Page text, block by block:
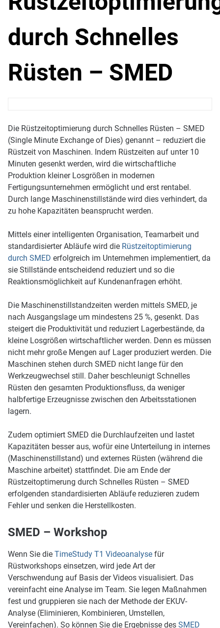
durch Schnelles
Rüsten – SMED
Die Rüstzeitoptimierung durch Schnelles Rüsten – SMED
(Single Minute Exchange of Dies) genannt – reduziert die
Rüstzeit von Maschinen. Indem Rüstzeiten auf unter 10
Minuten gesenkt werden, wird die wirtschaftliche
Produktion kleiner Losgrößen in modernen
Fertigungsunternehmen ermöglicht und erst rentabel.
Durch lange Maschinenstillstände wird dies verhindert, da
zu hohe Kapazitäten beansprucht werden.
Mittels einer intelligenten Organisation, Teamarbeit und
standardisierter Abläufe wird die Rüstzeitoptimierung
durch SMED erfolgreich im Unternehmen implementiert, da
sie Stillstände entscheidend reduziert und so die
Reaktionsmöglichkeit auf Kundenanfragen erhöht.
Die Maschinenstillstandzeiten werden mittels SMED, je
nach Ausgangslage um mindestens 25 %, gesenkt. Das
steigert die Produktivität und reduziert Lagerbestände, da
kleine Losgrößen wirtschaftlicher werden. Denn es müssen
nicht mehr große Mengen auf Lager produziert werden. Die
Maschinen stehen durch SMED nicht lange für den
Werkzeugwechsel still. Daher beschleunigt Schnelles
Rüsten den gesamten Produktionsfluss, da weniger
halbfertige Erzeugnisse zwischen den Arbeitsstationen
lagern.
Zudem optimiert SMED die Durchlaufzeiten und lastet
Kapazitäten besser aus, wofür eine Unterteilung in internes
(Maschinenstillstand) und externes Rüsten (während die
Maschine arbeitet) stattfindet. Die am Ende der
Rüstzeitoptimerung durch Schnelles Rüsten – SMED
erfolgenden standardisierten Abläufe reduzieren zudem
Fehler und senken die Herstellkosten.
SMED – Workshop
Wenn Sie die TimeStudy T1 Videoanalysefür
Rüstworkshops einsetzen, wird jede Art der
Verschwendung auf Basis der Videos visualisiert. Das
vereinfacht eine Analyse im Team. Sie legen Maßnahmen
fest und gruppieren sie nach der Methode der EKUV-
Analyse (Eliminieren, Kombinieren, Umstellen,
Vereinfachen). So können Sie die Ergebnisse des SMED